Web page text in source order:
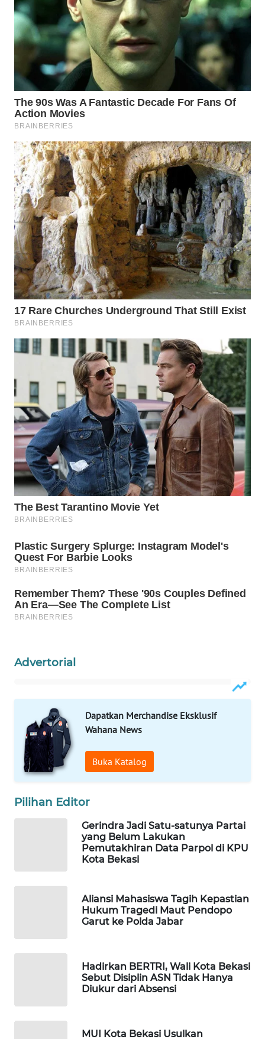
Advertorial
Dapatkan Merchandise Eksklusif
Wahana News
Buka Katalog
Pilihan Editor
Gerindra Jadi Satu-satunya Partai
yang Belum Lakukan
Pemutakhiran Data Parpol di KPU
Kota Bekasi
Aliansi Mahasiswa Tagih Kepastian
Hukum Tragedi Maut Pendopo
Garut ke Polda Jabar
Hadirkan BERTRI, Wali Kota Bekasi
Sebut Disiplin ASN Tidak Hanya
Diukur dari Absensi
MUI Kota Bekasi Usulkan
WAHANA
LISTRIK
WAHANA
TRAVEL
WAHANA
TV
WAHANANEWS
ID
WAHANANEWS
CO ID
WAHANANEWS
NET
WAHANA
SPORT
WAHANA
WAHANA
PERSONA
WAHANA
OTOMOTIF
WAHANA
HEALTH
DESA
WISATA
LAPAK
WAHANA
MASYARAKAT
KELISTRIKAN
WALINKI
ID
MAWAKA
ID
MKLI